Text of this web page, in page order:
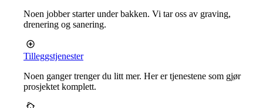
Noen jobber starter under bakken. Vi tar oss av graving,
drenering og sanering.
Tilleggstjenester
Noen ganger trenger du litt mer. Her er tjenestene som gjør
prosjektet komplett.